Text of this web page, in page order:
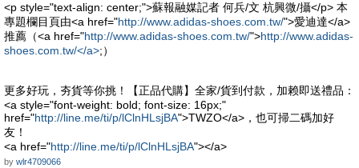
<p style="text-align: center;">蘇報融媒記者 何兵/文 杭興微/攝</p> 本
專題欄目頁由<a href="http://www.adidas-shoes.com.tw/">愛迪達</a>
推薦（<a href="http://www.adidas-shoes.com.tw/">http://www.adidas-
shoes.com.tw/</a>;）
更多好玩，夯貨等你挑！【正品代購】全家/貨到付款，加赖即送禮品：
<a style="font-weight: bold; font-size: 16px;"
href="http://line.me/ti/p/lClnHLsjBA">TWZO</a>，也可掃二碼加好
友！
<a href="http://line.me/ti/p/lClnHLsjBA"></a>
by wlr4709066